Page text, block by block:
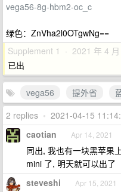
vega56-8g-hbm2-oc_c
绿色：ZnVha2l0OTgwNg==
Supplement 1 · 2021 年 4 月
已出
vega56 提外省
2 replies • 2021-04-15
caotian Apr 14, 2021
同出, 我也有一块黑苹果
mini 了, 明天就可以出了
steveshi Apr 15, 2021